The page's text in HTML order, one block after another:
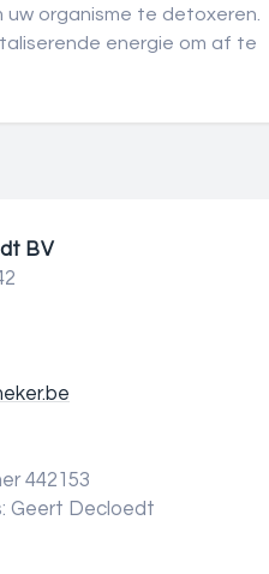
uw organisme te detoxeren.
energie om af te
BV
442153
Geert Decloedt